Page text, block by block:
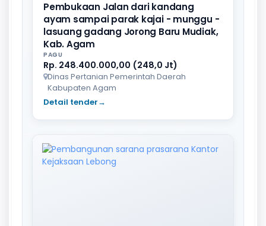
Pembukaan Jalan dari kandang
ayam sampai parak kajai - munggu -
lasuang gadang Jorong Baru Mudiak,
Kab. Agam
PAGU
Rp. 248.400.000,00 (248,0 Jt)
Dinas Pertanian Pemerintah Daerah
Kabupaten Agam
Detail tender→